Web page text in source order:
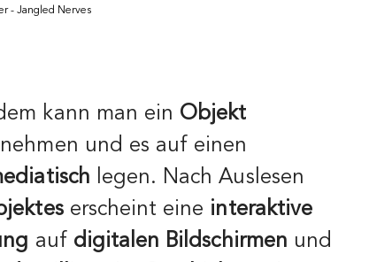
- Jangled Nerves
kann man ein Objekt
und es auf einen
legen. Nach Auslesen
erscheint eine interaktive
auf digitalen Bildschirmen und